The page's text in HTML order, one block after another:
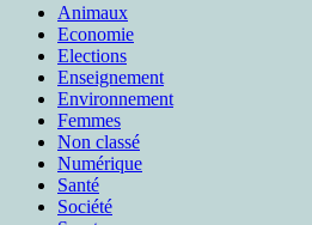
Animaux
Economie
Elections
Enseignement
Environnement
Femmes
Non classé
Numérique
Santé
Société